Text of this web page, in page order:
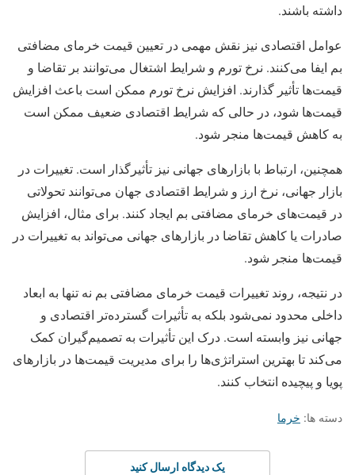
داشته باشند.
عوامل اقتصادی نیز نقش مهمی در تعیین قیمت خرمای مضافتی
بم ایفا می‌کنند. نرخ تورم و شرایط اشتغال می‌توانند بر تقاضا و
قیمت‌ها تأثیر گذارند. افزایش نرخ تورم ممکن است باعث افزایش
قیمت‌ها شود، در حالی که شرایط اقتصادی ضعیف ممکن است
به کاهش قیمت‌ها منجر شود.
همچنین، ارتباط با بازارهای جهانی نیز تأثیرگذار است. تغییرات در
بازار جهانی، نرخ ارز و شرایط اقتصادی جهان می‌توانند تحولاتی
در قیمت‌های خرمای مضافتی بم ایجاد کنند. برای مثال، افزایش
صادرات یا کاهش تقاضا در بازارهای جهانی می‌تواند به تغییرات در
قیمت‌ها منجر شود.
در نتیجه، روند تغییرات قیمت خرمای مضافتی بم نه تنها به ابعاد
داخلی محدود نمی‌شود بلکه به تأثیرات گسترده‌تر اقتصادی و
جهانی نیز وابسته است. درک این تأثیرات به تصمیم‌گیران کمک
می‌کند تا بهترین استراتژی‌ها را برای مدیریت قیمت‌ها در بازارهای
پویا و پیچیده انتخاب کنند.
دسته ها: خرما
یک دیدگاه ارسال کنید